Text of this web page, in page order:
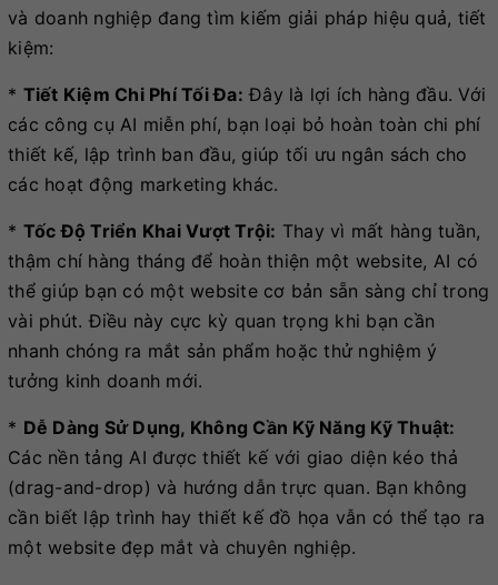
và doanh nghiệp đang tìm kiếm giải pháp hiệu quả, tiết
kiệm:
* Tiết Kiệm Chi Phí Tối Đa: Đây là lợi ích hàng đầu. Với
các công cụ AI miễn phí, bạn loại bỏ hoàn toàn chi phí
thiết kế, lập trình ban đầu, giúp tối ưu ngân sách cho
các hoạt động marketing khác.
* Tốc Độ Triển Khai Vượt Trội: Thay vì mất hàng tuần,
thậm chí hàng tháng để hoàn thiện một website, AI có
thể giúp bạn có một website cơ bản sẵn sàng chỉ trong
vài phút. Điều này cực kỳ quan trọng khi bạn cần
nhanh chóng ra mắt sản phẩm hoặc thử nghiệm ý
tưởng kinh doanh mới.
* Dễ Dàng Sử Dụng, Không Cần Kỹ Năng Kỹ Thuật:
Các nền tảng AI được thiết kế với giao diện kéo thả
(drag-and-drop) và hướng dẫn trực quan. Bạn không
cần biết lập trình hay thiết kế đồ họa vẫn có thể tạo ra
một website đẹp mắt và chuyên nghiệp.